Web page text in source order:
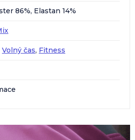
86%, Elastan 14%
Volný čas, Fitness